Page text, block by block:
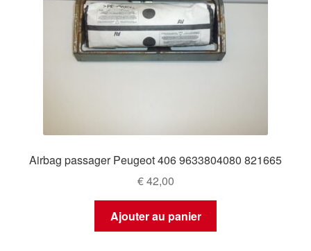
Airbag passager Peugeot 406 9633804080 821665
€42,00
Ajouter au panier